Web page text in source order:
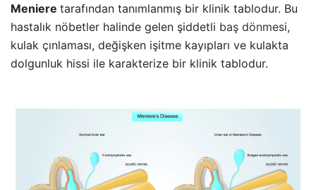
Meniere tarafından tanımlanmış bir klinik tablodur. Bu
hastalık nöbetler halinde gelen şiddetli baş dönmesi,
kulak çınlaması, değişken işitme kayıpları ve kulakta
dolgunluk hissi ile karakterize bir klinik tablodur.